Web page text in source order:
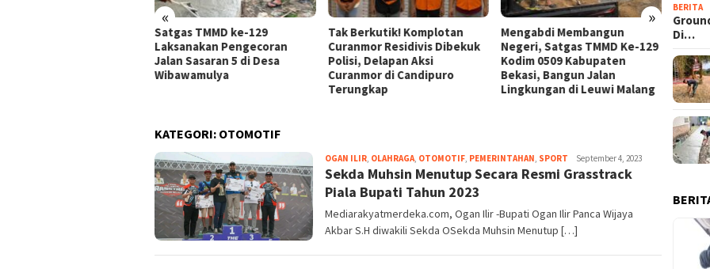
« »
Satgas TMMD ke-129
Laksanakan Pengecoran
Jalan Sasaran 5 di Desa
Wibawamulya
Tak Berkutik! Komplotan
Curanmor Residivis Dibekuk
Polisi, Delapan Aksi
Curanmor di Candipuro
Terungkap
Mengabdi Membangun
Negeri, Satgas TMMD Ke-129
Kodim 0509 Kabupaten
Bekasi, Bangun Jalan
Lingkungan di Leuwi Malang
Polda
KATEGORI: OTOMOTIF
OGAN ILIR, OLAHRAGA, OTOMOTIF, PEMERINTAHAN, SPORT Merdeka17
September 4, 2023
Sekda Muhsin Menutup Secara Resmi Grasstrack
Piala Bupati Tahun 2023
Mediarakyatmerdeka.com, Ogan Ilir -Bupati Ogan Ilir Panca Wijaya
Akbar S.H diwakili Sekda OSekda Muhsin Menutup […]
BERITA
Di…